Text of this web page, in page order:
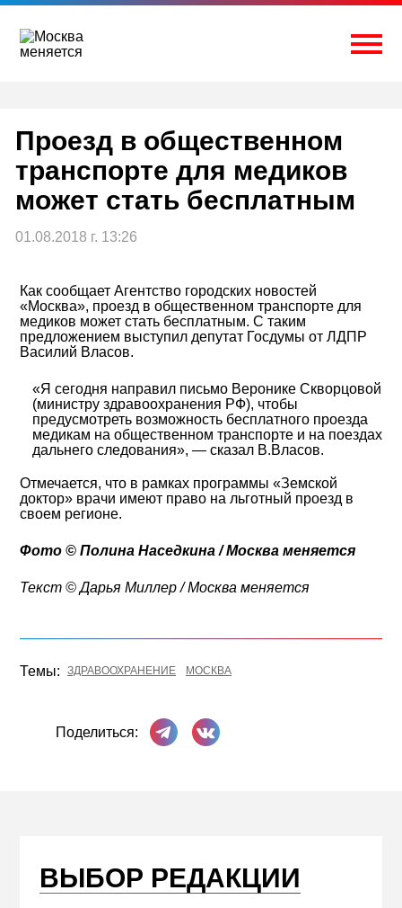
Перейти
содержимому
Проезд в общественном
транспорте для медиков
может стать бесплатным
01.08.2018 г. 13:26
Как сообщает Агентство городских новостей
«Москва», проезд в общественном транспорте для
медиков может стать бесплатным. С таким
предложением выступил депутат Госдумы от ЛДПР
Василий Власов.
«Я сегодня направил письмо Веронике Скворцовой
(министру здравоохранения РФ), чтобы
предусмотреть возможность бесплатного проезда
медикам на общественном транспорте и на поездах
дальнего следования», — сказал В.Власов.
Отмечается, что в рамках программы «Земской
доктор» врачи имеют право на льготный проезд в
своем регионе.
Фото © Полина Наседкина / Москва меняется
Текст © Дарья Миллер / Москва меняется
Темы: ЗДРАВООХРАНЕНИЕ МОСКВА
Поделиться:
Поделиться в Телеграме
Поделиться ВКонтакте
ВЫБОР РЕДАКЦИИ